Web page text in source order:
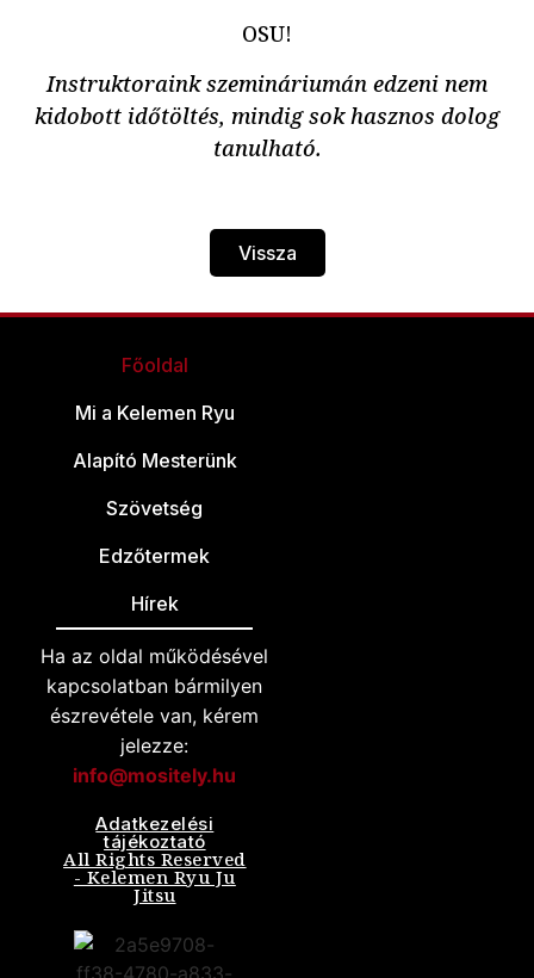
OSU!
Instruktoraink szemináriumán edzeni nem
kidobott időtöltés, mindig sok hasznos dolog
tanulható.
Vissza
Főoldal
Mi a Kelemen Ryu
Alapító Mesterünk
Szövetség
Edzőtermek
Hírek
Ha az oldal működésével
kapcsolatban bármilyen
észrevétele van, kérem
jelezze:
info@mositely.hu
Adatkezelési
tájékoztató
All Rights Reserved
- Kelemen Ryu Ju
Jitsu